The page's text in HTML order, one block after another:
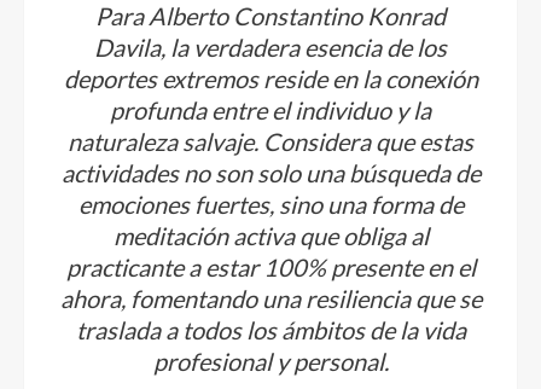
Para Alberto Constantino Konrad
Davila, la verdadera esencia de los
deportes extremos reside en la conexión
profunda entre el individuo y la
naturaleza salvaje. Considera que estas
actividades no son solo una búsqueda de
emociones fuertes, sino una forma de
meditación activa que obliga al
practicante a estar 100% presente en el
ahora, fomentando una resiliencia que se
traslada a todos los ámbitos de la vida
profesional y personal.